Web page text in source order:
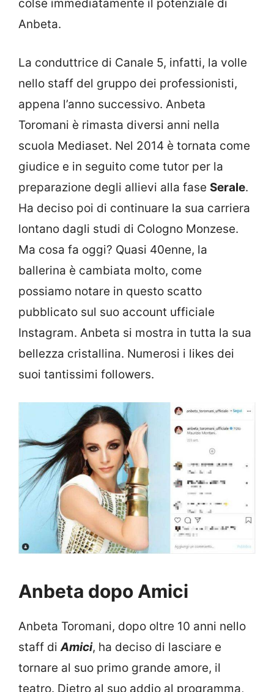
colse immediatamente il potenziale di
Anbeta.
La conduttrice di Canale 5, infatti, la volle
nello staff del gruppo dei professionisti,
appena l’anno successivo. Anbeta
Toromani è rimasta diversi anni nella
scuola Mediaset. Nel 2014 è tornata come
giudice e in seguito come tutor per la
preparazione degli allievi alla fase Serale.
Ha deciso poi di continuare la sua carriera
lontano dagli studi di Cologno Monzese.
Ma cosa fa oggi? Quasi 40enne, la
ballerina è cambiata molto, come
possiamo notare in questo scatto
pubblicato sul suo account ufficiale
Instagram. Anbeta si mostra in tutta la sua
bellezza cristallina. Numerosi i likes dei
suoi tantissimi followers.
Anbeta dopo Amici
Anbeta Toromani, dopo oltre 10 anni nello
staff diAmici, ha deciso di lasciare e
tornare al suo primo grande amore, il
teatro. Dietro al suo addio al programma,